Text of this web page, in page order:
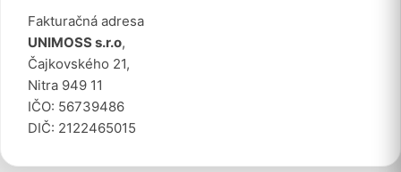
Fakturačná adresa
UNIMOSS s.r.o,
Čajkovského 21,
Nitra 949 11
IČO: 56739486
DIČ: 2122465015